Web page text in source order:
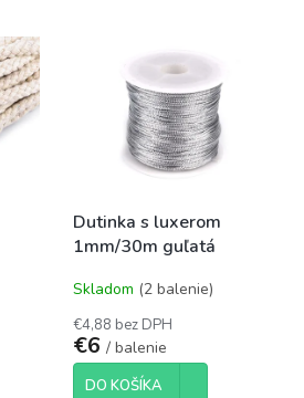
Dutinka s luxerom
1mm/30m guľatá
Skladom (2 balenie)
€4,88 bez DPH
€6 / balenie
DO KOŠÍKA